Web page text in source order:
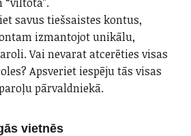
savus tiešsaistes kontus,
izmantojot unikālu,
Vai nevarat atcerēties visas
Apsveriet iespēju tās visas
pārvaldniekā.
vietnēs